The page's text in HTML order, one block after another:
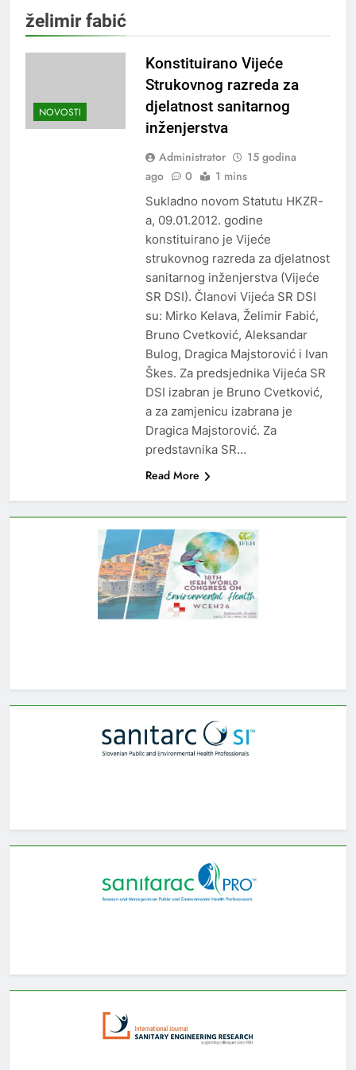
želimir fabić
NOVOSTI
Konstituirano Vijeće
Strukovnog razreda za
djelatnost sanitarnog
inženjerstva
Administrator
15 godina
ago
0 1 mins
Sukladno novom Statutu HKZR-
a, 09.01.2012. godine
konstituirano je Vijeće
strukovnog razreda za djelatnost
sanitarnog inženjerstva (Vijeće
SR DSI). Članovi Vijeća SR DSI
su: Mirko Kelava, Želimir Fabić,
Bruno Cvetković, Aleksandar
Bulog, Dragica Majstorović i Ivan
Škes. Za predsjednika Vijeća SR
DSI izabran je Bruno Cvetković,
a za zamjenicu izabrana je
Dragica Majstorović. Za
predstavnika SR…
Read More